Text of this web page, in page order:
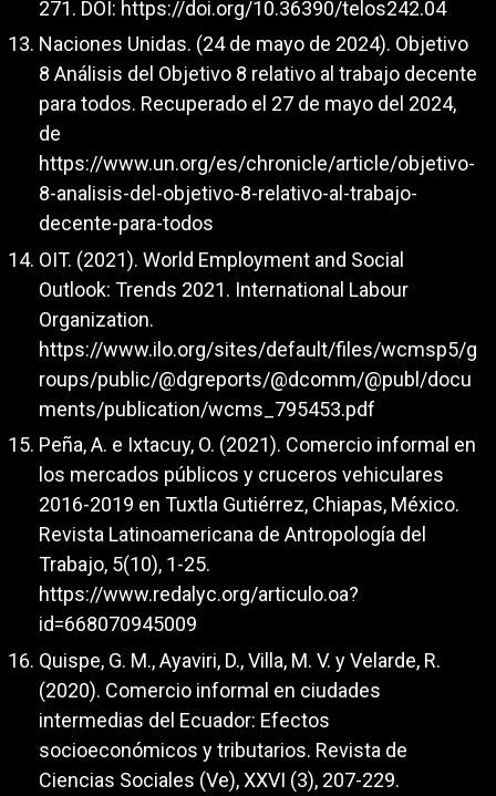
271. DOI: https://doi.org/10.36390/telos242.04
Naciones Unidas. (24 de mayo de 2024). Objetivo
8 Análisis del Objetivo 8 relativo al trabajo decente
para todos. Recuperado el 27 de mayo del 2024,
de
https://www.un.org/es/chronicle/article/objetivo-
8-analisis-del-objetivo-8-relativo-al-trabajo-
decente-para-todos
OIT. (2021). World Employment and Social
Outlook: Trends 2021. International Labour
Organization.
https://www.ilo.org/sites/default/files/wcmsp5/g
roups/public/@dgreports/@dcomm/@publ/docu
ments/publication/wcms_795453.pdf
Peña, A. e Ixtacuy, O. (2021). Comercio informal en
los mercados públicos y cruceros vehiculares
2016-2019 en Tuxtla Gutiérrez, Chiapas, México.
Revista Latinoamericana de Antropología del
Trabajo, 5(10), 1-25.
https://www.redalyc.org/articulo.oa?
id=668070945009
Quispe, G. M., Ayaviri, D., Villa, M. V. y Velarde, R.
(2020). Comercio informal en ciudades
intermedias del Ecuador: Efectos
socioeconómicos y tributarios. Revista de
Ciencias Sociales (Ve), XXVI (3), 207-229.